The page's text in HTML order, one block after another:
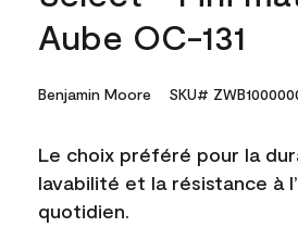
Aube OC-131
Benjamin Moore SKU#
Le choix préféré pour la
lavabilité et la résistance à
quotidien.